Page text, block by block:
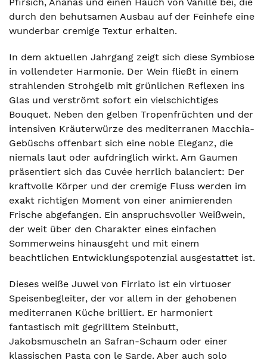
durch den behutsamen Ausbau auf der Feinhefe eine
wunderbar cremige Textur erhalten.
In dem aktuellen Jahrgang zeigt sich diese Symbiose
in vollendeter Harmonie. Der Wein fließt in einem
strahlenden Strohgelb mit grünlichen Reflexen ins
Glas und verströmt sofort ein vielschichtiges
Bouquet. Neben den gelben Tropenfrüchten und der
intensiven Kräuterwürze des mediterranen Macchia-
Gebüschs offenbart sich eine noble Eleganz, die
niemals laut oder aufdringlich wirkt. Am Gaumen
präsentiert sich das Cuvée herrlich balanciert: Der
kraftvolle Körper und der cremige Fluss werden im
exakt richtigen Moment von einer animierenden
Frische abgefangen. Ein anspruchsvoller Weißwein,
der weit über den Charakter eines einfachen
Sommerweins hinausgeht und mit einem
beachtlichen Entwicklungspotenzial ausgestattet ist.
Dieses weiße Juwel von Firriato ist ein virtuoser
Speisenbegleiter, der vor allem in der gehobenen
mediterranen Küche brilliert. Er harmoniert
fantastisch mit gegrilltem Steinbutt,
Jakobsmuscheln an Safran-Schaum oder einer
klassischen Pasta con le Sarde. Aber auch solo